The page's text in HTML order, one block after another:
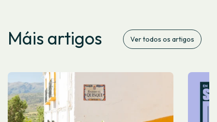
Máis artigos Ver todos os artigos